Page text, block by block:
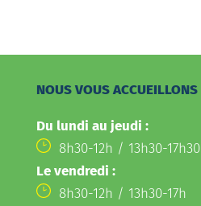
NOUS VOUS ACCUEILLONS
Du lundi au jeudi :
8h30-12h / 13h30-17h30
Le vendredi :
8h30-12h / 13h30-17h